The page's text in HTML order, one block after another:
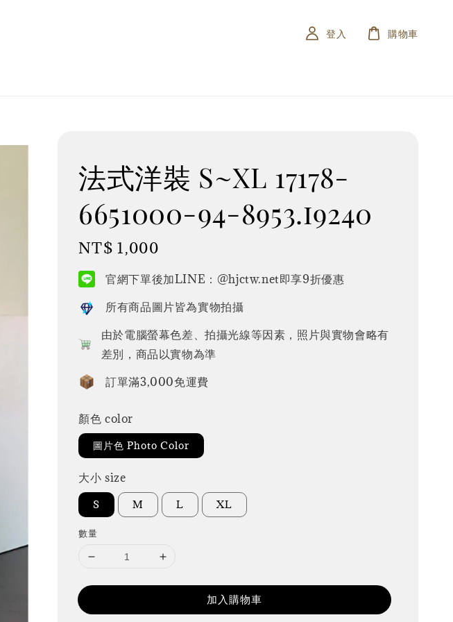
登入 購物車
法式洋裝 S~XL 17178-
6651000-94-8953.i9240
Regular
price
NT$ 1,000
官網下單後加LINE：@hjctw.net即享9折優惠
所有商品圖片皆為實物拍攝
由於電腦螢幕色差、拍攝光線等因素，照片與實物會略有
差別，商品以實物為準
訂單滿3,000免運費
顏色 color
圖片色 Photo Color
大小 size
S M L XL
數量
加入購物車